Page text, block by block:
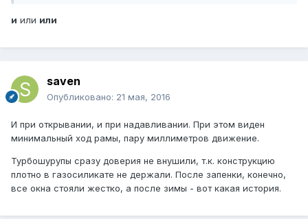
и или или
saven
Опубликовано: 21 мая, 2016
И при открывании, и при надавливании. При этом виден
минимальный ход рамы, пару миллиметров движение.
Турбошурупы сразу доверия не внушили, т.к. конструкцию
плотно в газосиликате не держали. После запенки, конечно,
все окна стояли жестко, а после зимы - вот какая история.